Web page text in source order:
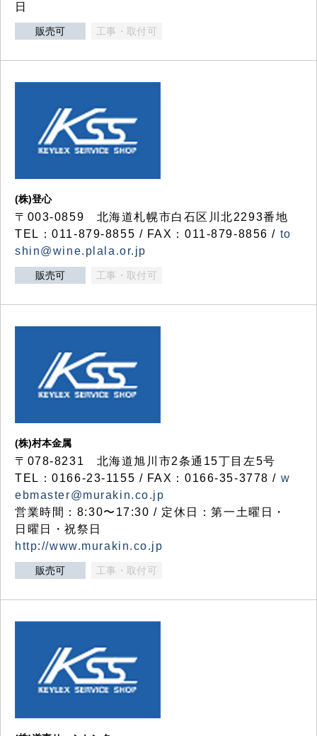
日
販売可 工事・取付可
(株)登心
〒003-0859 北海道札幌市白石区川北2293番地
TEL：011-879-8855 / FAX：011-879-8856 / to
shin@wine.plala.or.jp
販売可 工事・取付可
(株)村本金属
〒078-8231 北海道旭川市2条通15丁目左5号
TEL：0166-23-1155 / FAX：0166-35-3778 / w
ebmaster@murakin.co.jp
営業時間：8:30〜17:30 / 定休日：第一土曜日・
日曜日・祝祭日
http://www.murakin.co.jp
販売可 工事・取付可